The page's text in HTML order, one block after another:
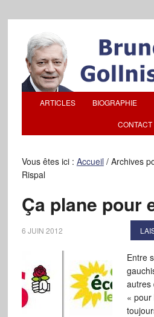
ARTICLES BIOGRAPHIE
CONTACT
Vous êtes ici : Accueil /Archives
Rispal
Ça plane pour
6 JUIN 2012
Entre
autres
«